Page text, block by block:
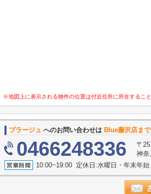
※地図上に表示される物件の位置は付近住所に所在するこ
プラージュ へのお問い合わせは Blue藤沢店まで
0466248336
〒
神奈
10:00~19:00 定休日:水曜日・年末年始